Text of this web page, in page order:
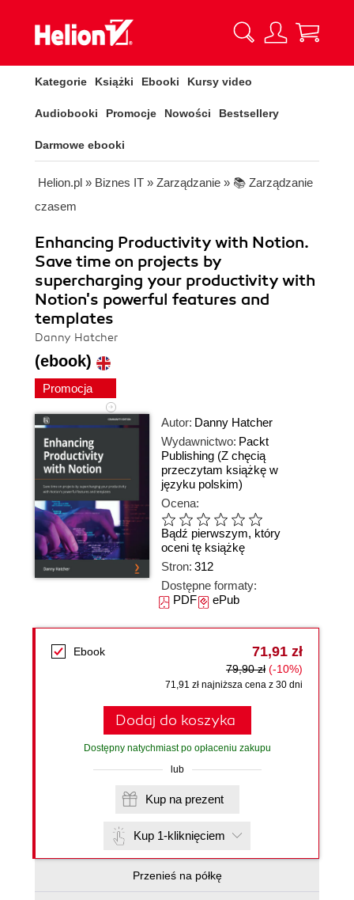
Kategorie Książki Ebooki Kursy video
Audiobooki Promocje Nowości Bestsellery
Darmowe ebooki
Helion.pl » Biznes IT » Zarządzanie » 📚 Zarządzanie
czasem
Enhancing Productivity with Notion.
Save time on projects by
supercharging your productivity with
Notion's powerful features and
templates
Danny Hatcher
(ebook)
Promocja
Autor: Danny Hatcher
Wydawnictwo: Packt
Publishing (Z chęcią
przeczytam książkę w
języku polskim)
Ocena:
Bądź pierwszym, który
oceni tę książkę
Stron: 312
Dostępne formaty:
PDFePub
Ebook 71,91 zł
79,90 zł (-10%)
71,91 zł najniższa cena z 30 dni
Dodaj do koszyka
Dostępny natychmiast po opłaceniu zakupu
lub
Kup na prezent
Kup 1-kliknięciem
Przenieś na półkę